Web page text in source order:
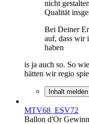
nicht
Qualität
Bei Deiner
auf, dass wir
haben
is ja auch so. So
hätten wir regio
Inhalt melden
MTV68_ESV72
Ballon d'Or